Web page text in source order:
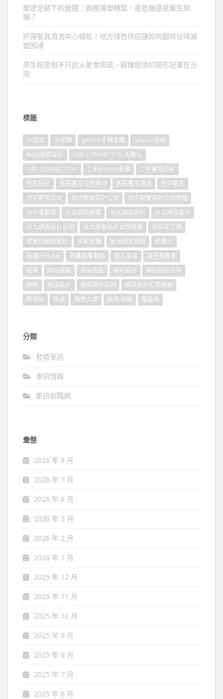
塑膠足跡下的覺醒：商圈減塑轉型，是危機還是重生契
機？
环保餐具清洗中心崛起！地方绿色供应链如何翻转台湾减
塑困境
原生相思樹不只抗火更會吸碳，碳匯經濟的隱形冠軍在台
灣
標籤
3c回收 3c收購 iphone手機收購
iphone維修
RWD網頁設計
USB CONNECTOR.收購3c
USB CONNECTOR
二手iphone收購
二手筆電回收
包裝設計
南投搬家公司費用 南投搬家費用
台中搬家
台中搬家公司
台中網頁設計公司
台中網頁設計公司推薦
台中電動車
台北網站建置 台北網站設計
台北網頁設計
台北網頁設計公司
台北網頁設計公司推薦
如何寫文案
客製化網頁設計
平板收購 後台網頁設計
收購3c
收購IPHONE
收購蘋果電腦 新北清潔
潭子電動車
租車
網站建置 網站改版 網站設計
網站設計公司
網路
網頁設計 網頁設計公司
網頁設計公司推薦
聚甘新
貨運 銷售文案 鏡頭 收購 電動車
分類
發燒車訊
車訊情報
車訊新聞網
彙整
2026 年 8 月
2026 年 7 月
2026 年 6 月
2026 年 3 月
2026 年 2 月
2026 年 1 月
2025 年 12 月
2025 年 11 月
2025 年 10 月
2025 年 9 月
2025 年 8 月
2025 年 7 月
2025 年 6 月